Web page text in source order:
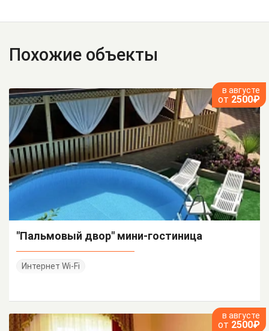
Похожие объекты
в августе
от 2500₽
"Пальмовый двор" мини-гостиница
Интернет Wi-Fi
в августе
от 2500₽